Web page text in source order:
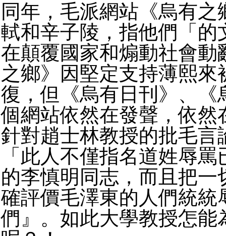
同年，毛派網站《烏有之
軾和辛子陵，指他們「的
在顛覆國家和煽動社會動
之鄉》因堅定支持薄熙來
復，但《烏有日刊》、《
個網站依然在發聲，依然
針對趙士林教授的批毛言
「此人不僅指名道姓辱
的李慎明同志，而且把一
確評價毛澤東的人們統統
們』。如此大學教授怎能